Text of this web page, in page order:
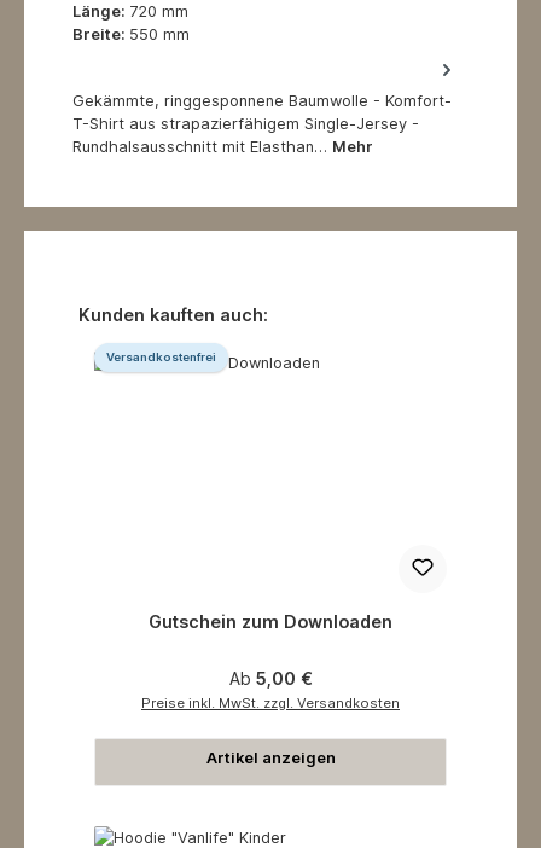
Länge: 720 mm
Breite: 550 mm
Gekämmte, ringgesponnene Baumwolle - Komfort-
T-Shirt aus strapazierfähigem Single-Jersey -
Rundhalsausschnitt mit Elasthan… Mehr
Produktgalerie überspringen
Kunden kauften auch:
Versandkostenfrei
Gutschein zum Downloaden
Regulärer Preis:
Ab 5,00 €
Preise inkl. MwSt. zzgl. Versandkosten
Artikel anzeigen